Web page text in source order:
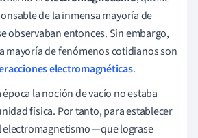
de la inmensa mayoría de
observaban entonces. Sin embargo,
mayoría de fenómenos cotidianos son
electromagnéticas.
la noción de vacío no estaba
física. Por tanto, para establecer
electromagnetismo —que lograse